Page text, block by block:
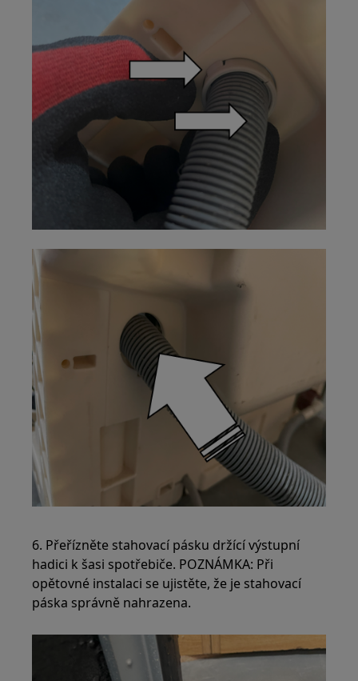
6. Přeřízněte stahovací pásku držící výstupní
hadici k šasi spotřebiče. POZNÁMKA: Při
opětovné instalaci se ujistěte, že je stahovací
páska správně nahrazena.